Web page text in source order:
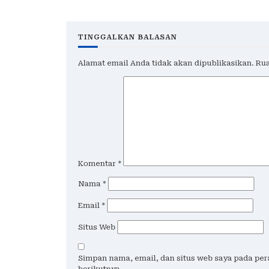
TINGGALKAN BALASAN
Alamat email Anda tidak akan dipublikasikan.
Komentar *
Nama *
Email *
Situs Web
Simpan nama, email, dan situs web saya pada